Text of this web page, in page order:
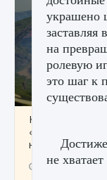
Как исправить
«Идет
начать
9 августа 2024
украшено
на
ролевую
это шаг к
не хватает